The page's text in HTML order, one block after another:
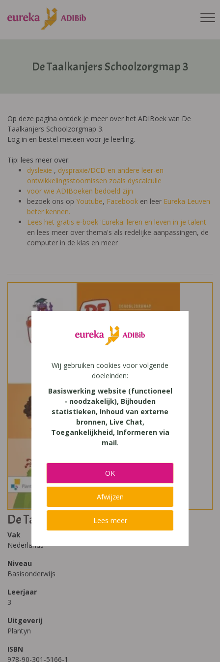
De Taalkanjers Schoolzorgmap 3
Op deze pagina ontdek je meer over het ADIBoek van De
Taalkanjers Schoolzorgmap 3.
Log in en bestel meteen voor je leerling.
Tip: lees meer over:
dyslexie , dyspraxie/DCD en andere leer-en
ontwikkelingsstoornissen zoals dyscalculie
voor wie ADIBoeken bedoeld zijn
bezoek ons op Youtube, Facebook en leer Eureka Leuven
beter kennen.
Lees het gratis e-boek 'Eureka: leren en leven in je talent'
en lees meer over thema's als redelijke aanpassingen, de
computer in de klas en meer
De Taalkanjers Schoolzorgmap 3
Vak
Nederlands
Niveau
Basisonderwijs
Leerjaar
3
Uitgeverij
Plantyn
ISBN
978-90-301-5166-1
Wij gebruiken cookies voor volgende
doeleinden:
Basiswerking website (functioneel
- noodzakelijk), Bijhouden
statistieken, Inhoud van externe
bronnen, Live Chat,
Toegankelijkheid, Informeren via
mail.
OK
Afwijzen
Lees meer